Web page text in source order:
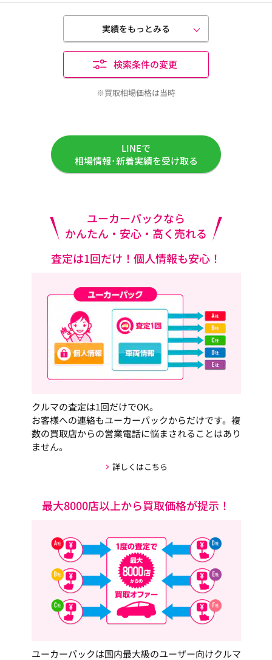
実績をもっとみる
検索条件の変更
※買取相場価格は当時
LINEで
相場情報･新着実績を受け取る
ユーカーパックなら
かんたん・安心・高く売れる
査定は1回だけ！個人情報も安心！
クルマの査定は1回だけでOK。
お客様への連絡もユーカーパックからだけです。複
数の買取店からの営業電話に悩まされることはあり
ません。
詳しくはこちら
最大8000店以上から買取価格が提示！
ユーカーパックは国内最大級のユーザー向けクルマ